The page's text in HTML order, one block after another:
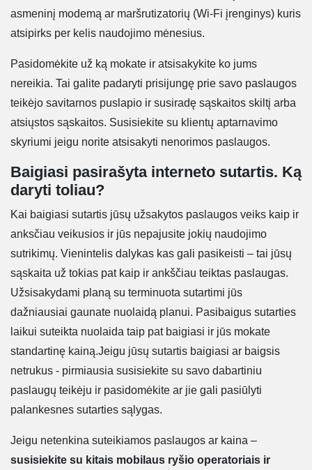
asmeninį modemą ar maršrutizatorių (Wi-Fi įrenginys) kuris
atsipirks per kelis naudojimo mėnesius.
Pasidomėkite už ką mokate ir atsisakykite ko jums
nereikia. Tai galite padaryti prisijungę prie savo paslaugos
teikėjo savitarnos puslapio ir susiradę sąskaitos skiltį arba
atsiųstos sąskaitos. Susisiekite su klientų aptarnavimo
skyriumi jeigu norite atsisakyti nenorimos paslaugos.
Baigiasi pasirašyta interneto sutartis. Ką
daryti toliau?
Kai baigiasi sutartis jūsų užsakytos paslaugos veiks kaip ir
anksčiau veikusios ir jūs nepajusite jokių naudojimo
sutrikimų. Vienintelis dalykas kas gali pasikeisti – tai jūsų
sąskaita už tokias pat kaip ir ankščiau teiktas paslaugas.
Užsisakydami planą su terminuota sutartimi jūs
dažniausiai gaunate nuolaidą planui. Pasibaigus sutarties
laikui suteikta nuolaida taip pat baigiasi ir jūs mokate
standartinę kainą.Jeigu jūsų sutartis baigiasi ar baigsis
netrukus - pirmiausia susisiekite su savo dabartiniu
paslaugų teikėju ir pasidomėkite ar jie gali pasiūlyti
palankesnes sutarties sąlygas.
Jeigu netenkina suteikiamos paslaugos ar kaina –
susisiekite su kitais mobilaus ryšio operatoriais ir